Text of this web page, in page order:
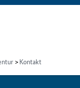
Kontakt